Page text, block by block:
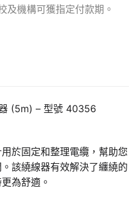
及機構可獲指定付款期。
(5m) – 型號 40356
於固定和整理電纜，幫助您
該繞線器有效解決了纏繞的
為舒適。